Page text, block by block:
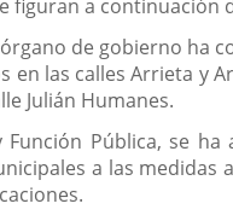
figuran a continuación
de gobierno ha
en las calles Arrieta y
Julián Humanes.
Pública, se
a las